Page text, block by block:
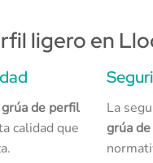
ligero en
de perfil
calidad que
La
grúa